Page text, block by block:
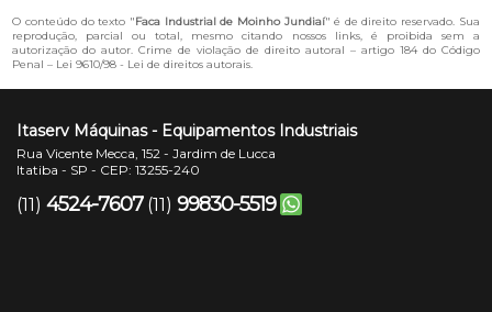
O conteúdo do texto "Faca Industrial de Moinho Jundiaí" é de direito reservado. Sua
reprodução, parcial ou total, mesmo citando nossos links, é proibida sem a
autorização do autor. Crime de violação de direito autoral – artigo 184 do Código
Penal – Lei 9610/98 - Lei de direitos autorais.
Itaserv Máquinas - Equipamentos Industriais
Rua Vicente Mecca, 152 - Jardim de Lucca
Itatiba - SP - CEP: 13255-240
(11) 4524-7607 (11) 99830-5519